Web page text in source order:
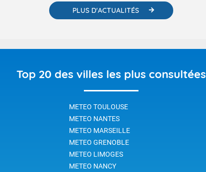
PLUS D'ACTUALITÉS
Top 20 des villes les plus consultées
METEO TOULOUSE
METEO NANTES
METEO MARSEILLE
METEO GRENOBLE
METEO LIMOGES
METEO NANCY